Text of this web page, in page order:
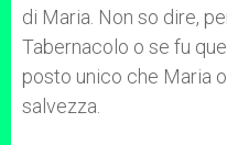
di Maria. Non so dire,
Tabernacolo o se fu
posto unico che Maria
salvezza.